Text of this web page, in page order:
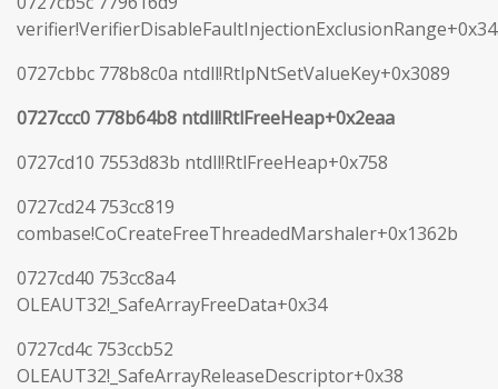
0727cbbc 778b8c0a ntdll!RtlpNtSetValueKey+0x3089
0727ccc0 778b64b8 ntdll!RtlFreeHeap+0x2eaa
0727cd10 7553d83b ntdll!RtlFreeHeap+0x758
0727cd24 753cc819
combase!CoCreateFreeThreadedMarshaler+0x1362b
0727cd40 753cc8a4
OLEAUT32!_SafeArrayFreeData+0x34
0727cd4c 753ccb52
OLEAUT32!_SafeArrayReleaseDescriptor+0x38